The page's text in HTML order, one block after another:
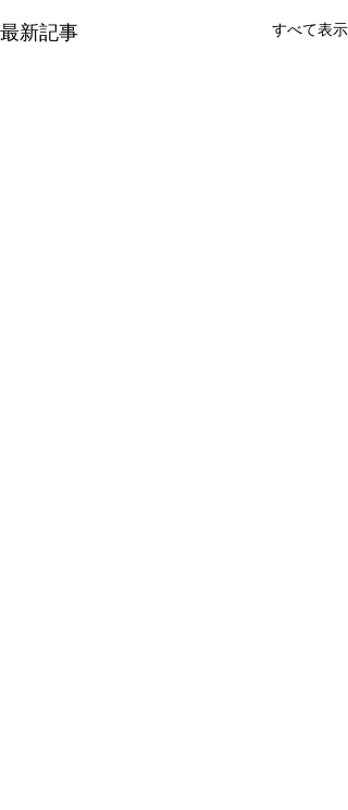
最新記事 すべて表示